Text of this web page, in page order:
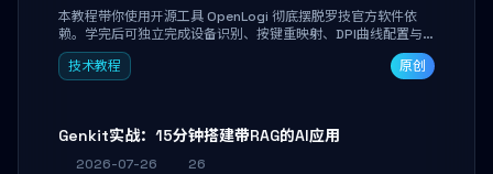
本教程带你使用开源工具 OpenLogi 彻底摆脱罗技官方软件依
赖。学完后可独立完成设备识别、按键重映射、DPI曲线配置与
SmartShift调节，实现完全离线控制，保护隐私并释放硬件性
能。
技术教程 原创
Genkit实战：15分钟搭建带RAG的AI应用
2026-07-26
26